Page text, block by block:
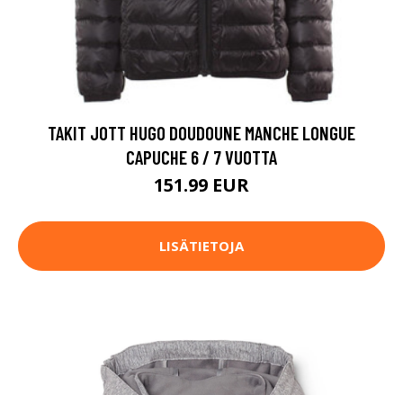
TAKIT JOTT HUGO DOUDOUNE MANCHE LONGUE
CAPUCHE 6 / 7 VUOTTA
151.99 EUR
LISÄTIETOJA